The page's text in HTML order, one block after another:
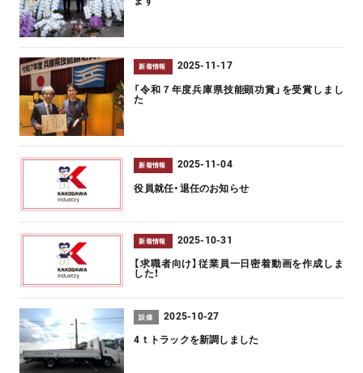
新着情報 2025-11-17
「令和７年度兵庫県技能顕功賞」を受賞しまし
た
新着情報 2025-11-04
役員就任・退任のお知らせ
新着情報 2025-10-31
【求職者向け】従業員一日密着動画を作成しま
した！
設備 2025-10-27
4ｔトラックを新調しました